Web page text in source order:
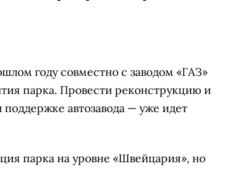
году совместно с заводом «ГАЗ»
парка. Провести реконструкцию и
автозавода — уже идет
парка на уровне «Швейцария», но